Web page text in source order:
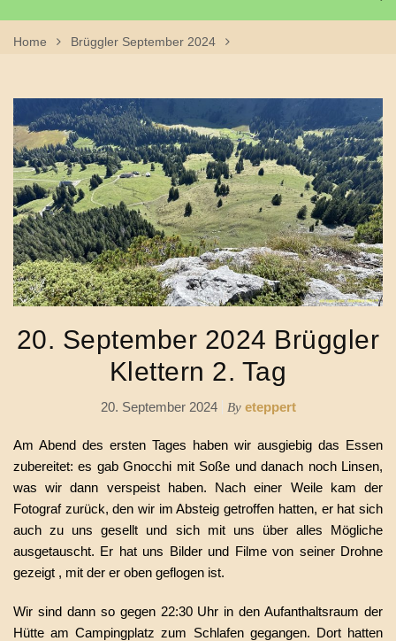
Home
Brüggler September 2024
20. September 2024 Brüggler
Klettern 2. Tag
20. September 2024 By eteppert
Am Abend des ersten Tages haben wir ausgiebig das Essen
zubereitet: es gab Gnocchi mit Soße und danach noch Linsen,
was wir dann verspeist haben. Nach einer Weile kam der
Fotograf zurück, den wir im Absteig getroffen hatten, er hat sich
auch zu uns gesellt und sich mit uns über alles Mögliche
ausgetauscht. Er hat uns Bilder und Filme von seiner Drohne
gezeigt , mit der er oben geflogen ist.
Wir sind dann so gegen 22:30 Uhr in den Aufanthaltsraum der
Hütte am Campingplatz zum Schlafen gegangen. Dort hatten